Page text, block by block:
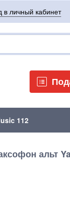
112
альт